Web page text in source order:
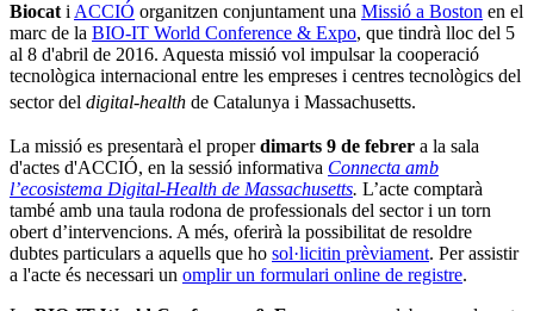
BiocatiACCIÓ organitzen conjuntament una Missió a Boston en el
marc de la BIO-IT World Conference & Expo, que tindrà lloc del 5
al 8 d'abril de 2016. Aquesta missió vol impulsar la cooperació
tecnològica internacional entre les empreses i centres tecnològics del
sector del digital-health de Catalunya i Massachusetts.
La missió es presentarà el properdimarts 9 de febrer a la sala
d'actes d'ACCIÓ, en la sessió informativa Connecta amb
l’ecosistema Digital-Health de Massachusetts. L’acte comptarà
també amb una taula rodona de professionals del sector i un torn
obert d’intervencions. A més, oferirà la possibilitat de resoldre
dubtes particulars a aquells que ho sol·licitin prèviament. Per assistir
a l'acte és necessari un omplir un formulari online de registre.